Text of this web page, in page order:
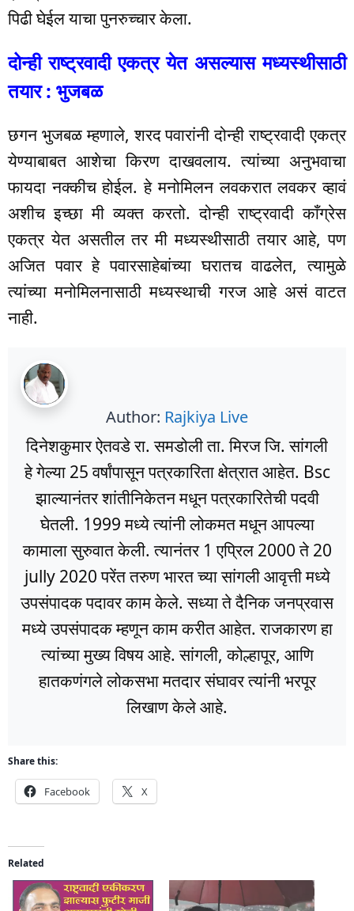
पिढी घेईल याचा पुनरुच्चार केला.
दोन्ही राष्ट्रवादी एकत्र येत असल्यास मध्यस्थीसाठी
तयार : भुजबळ
छगन भुजबळ म्हणाले, शरद पवारांनी दोन्ही राष्ट्रवादी एकत्र
येण्याबाबत आशेचा किरण दाखवलाय. त्यांच्या अनुभवाचा
फायदा नक्कीच होईल. हे मनोमिलन लवकरात लवकर व्हावं
अशीच इच्छा मी व्यक्त करतो. दोन्ही राष्ट्रवादी काँग्रेस
एकत्र येत असतील तर मी मध्यस्थीसाठी तयार आहे, पण
अजित पवार हे पवारसाहेबांच्या घरातच वाढलेत, त्यामुळे
त्यांच्या मनोमिलनासाठी मध्यस्थाची गरज आहे असं वाटत
नाही.
Author: Rajkiya Live
दिनेशकुमार ऐतवडे रा. समडोली ता. मिरज जि. सांगली
हे गेल्या 25 वर्षांपासून पत्रकारिता क्षेत्रात आहेत. Bsc
झाल्यानंतर शांतीनिकेतन मधून पत्रकारितेची पदवी
घेतली. 1999 मध्ये त्यांनी लोकमत मधून आपल्या
कामाला सुरुवात केली. त्यानंतर 1 एप्रिल 2000 ते 20
jully 2020 परेंत तरुण भारत च्या सांगली आवृत्ती मध्ये
उपसंपादक पदावर काम केले. सध्या ते दैनिक जनप्रवास
मध्ये उपसंपादक म्हणून काम करीत आहेत. राजकारण हा
त्यांच्या मुख्य विषय आहे. सांगली, कोल्हापूर, आणि
हातकणंगले लोकसभा मतदार संघावर त्यांनी भरपूर
लिखाण केले आहे.
Share this:
Facebook X
Related